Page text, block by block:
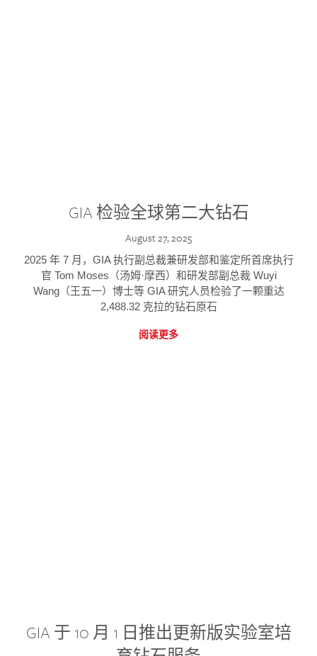
GIA 检验全球第二大钻石
August 27, 2025
2025 年 7 月，GIA 执行副总裁兼研发部和鉴定所首席执行
官 Tom Moses（汤姆·摩西）和研发部副总裁 Wuyi
Wang（王五一）博士等 GIA 研究人员检验了一颗重达
2,488.32 克拉的钻石原石
阅读更多
GIA 于 10 月 1 日推出更新版实验室培